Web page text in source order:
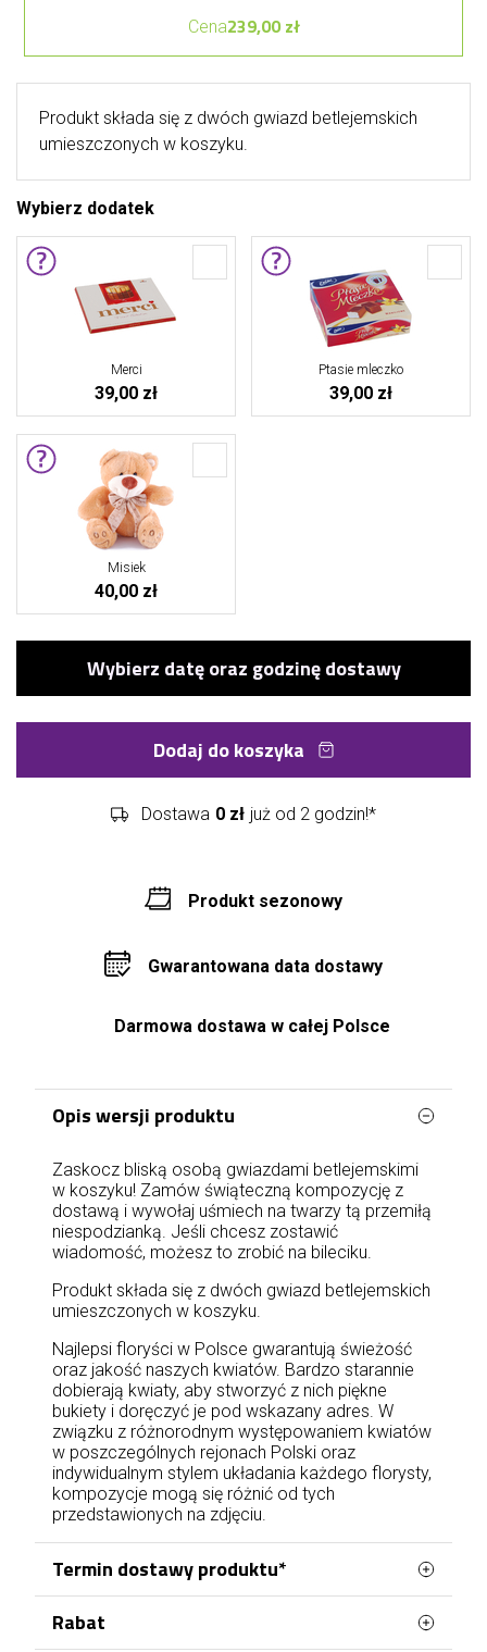
Cena239,00 zł
Produkt składa się z dwóch gwiazd betlejemskich
umieszczonych w koszyku.
Wybierz dodatek
Merci
39,00 zł
Ptasie mleczko
39,00 zł
Misiek
40,00 zł
Dodaj do koszyka
Dostawa 0 zł już od 2 godzin!*
Produkt sezonowy
Gwarantowana data dostawy
Darmowa dostawa w całej Polsce
Opis wersji produktu
Zaskocz bliską osobą gwiazdami betlejemskimi
w koszyku! Zamów świąteczną kompozycję z
dostawą i wywołaj uśmiech na twarzy tą przemiłą
niespodzianką. Jeśli chcesz zostawić
wiadomość, możesz to zrobić na bileciku.
Produkt składa się z dwóch gwiazd betlejemskich
umieszczonych w koszyku.
Najlepsi floryści w Polsce gwarantują świeżość
oraz jakość naszych kwiatów. Bardzo starannie
dobierają kwiaty, aby stworzyć z nich piękne
bukiety i doręczyć je pod wskazany adres. W
związku z różnorodnym występowaniem kwiatów
w poszczególnych rejonach Polski oraz
indywidualnym stylem układania każdego florysty,
kompozycje mogą się różnić od tych
przedstawionych na zdjęciu.
Termin dostawy produktu*
Zamówienie, które zostanie złożone do godz 17
odponiedziałku do piątkulub do godz 15w
Rabat